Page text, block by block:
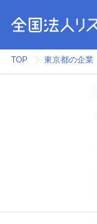
TOP 東京都の企業